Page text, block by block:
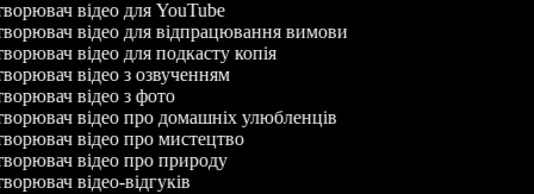
відео для YouTube
відео для відпрацювання вимови
відео для подкасту копія
відео з озвученням
відео з фото
відео про домашніх улюбленців
відео про мистецтво
відео про природу
відео-відгуків